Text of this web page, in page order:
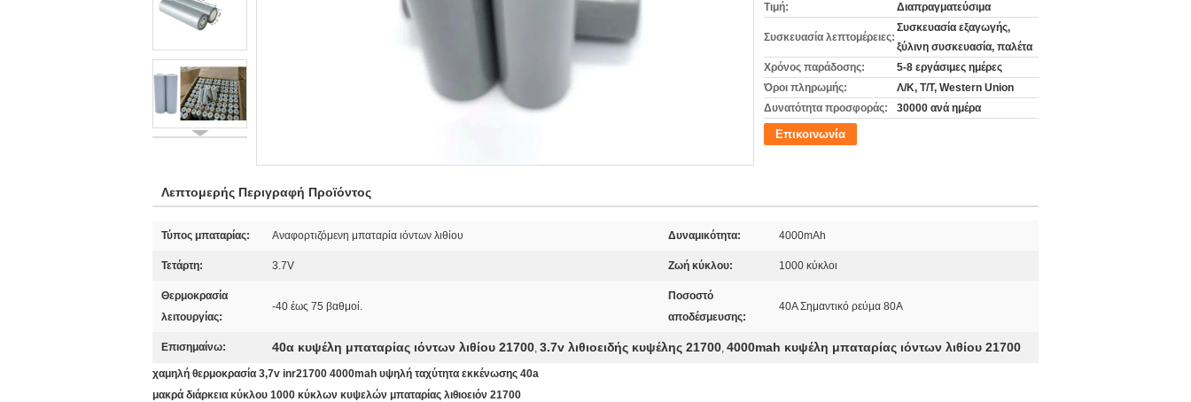
Τιμή: Διαπραγματεύσιμα
Συσκευασία λεπτομέρειες:
Συσκευασία εξαγωγής,
ξύλινη συσκευασία, παλέτα
Χρόνος παράδοσης:
5-8 εργάσιμες ημέρες
Όροι πληρωμής:
Λ/Κ, Τ/Τ, Western Union
Δυνατότητα προσφοράς:
30000 ανά ημέρα
Επικοινωνία
Λεπτομερής Περιγραφή Προϊόντος
Τύπος μπαταρίας: Αναφορτιζόμενη μπαταρία ιόντων λιθίου Δυναμικότητα: 4000mAh
Τετάρτη: 3.7V Ζωή κύκλου: 1000 κύκλοι
Θερμοκρασία
λειτουργίας:
-40 έως 75 βαθμοί.
Ποσοστό
αποδέσμευσης:
40A Σημαντικό ρεύμα 80A
Επισημαίνω: 40α κυψέλη μπαταρίας ιόντων λιθίου 21700, 3.7v λιθιοειδής κυψέλης 21700, 4000mah κυψέλη μπαταρίας ιόντων λιθίου 21700
χαμηλή θερμοκρασία 3,7v inr21700 4000mah υψηλή ταχύτητα εκκένωσης 40a
μακρά διάρκεια κύκλου 1000 κύκλων κυψελών μπαταρίας λιθιοειόν 21700